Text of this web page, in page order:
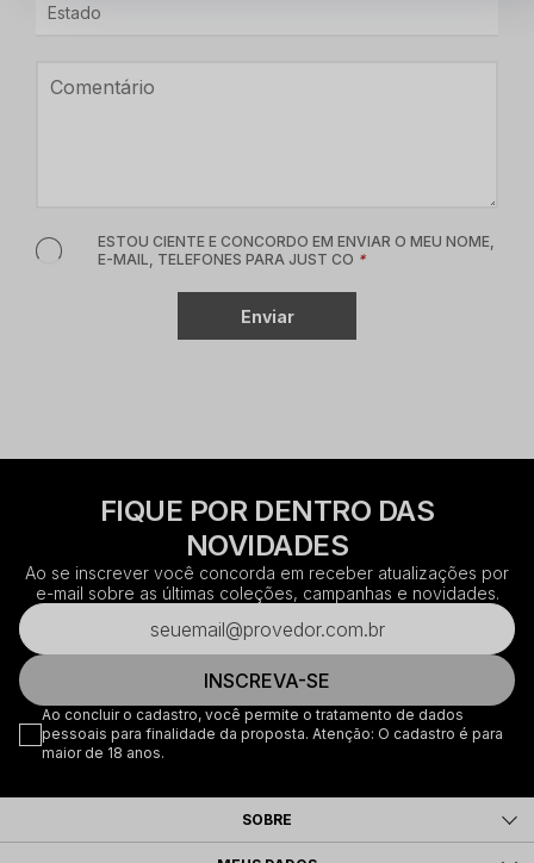
ESTOU CIENTE E CONCORDO EM ENVIAR O MEU NOME,
E-MAIL, TELEFONES PARA JUST CO *
Enviar
FIQUE POR DENTRO DAS
NOVIDADES
Ao se inscrever você concorda em receber atualizações por
e-mail sobre as últimas coleções, campanhas e novidades.
INSCREVA-SE
Ao concluir o cadastro, você permite o tratamento de dados
pessoais para finalidade da proposta. Atenção: O cadastro é para
maior de 18 anos.
SOBRE